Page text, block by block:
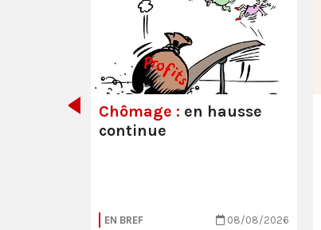
Chômage : en hausse
continue
EN BREF 08/08/2026